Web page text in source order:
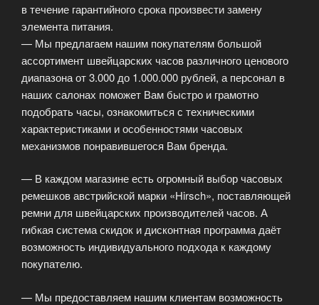
в течение гарантийного срока произвести замену
элемента питания.
— Мы предлагаем нашим покупателям большой
ассортимент швейцарских часов различного ценового
диапазона от 3.000 до 1.000.000 рублей, а персонал в
наших салонах поможет Вам быстро и грамотно
подобрать часы, ознакомиться с техническими
характеристиками и особенностями часовых
механизмов понравившегося Вам бренда.
— В каждом магазине есть огромный выбор часовых
ремешков австрийской марки «Hirsch», поставляющей
ремни для швейцарских производителей часов. А
гибкая система скидок и дисконтная программа даёт
возможность индивидуального подхода к каждому
покупателю.
— Мы предоставляем нашим клиентам возможность